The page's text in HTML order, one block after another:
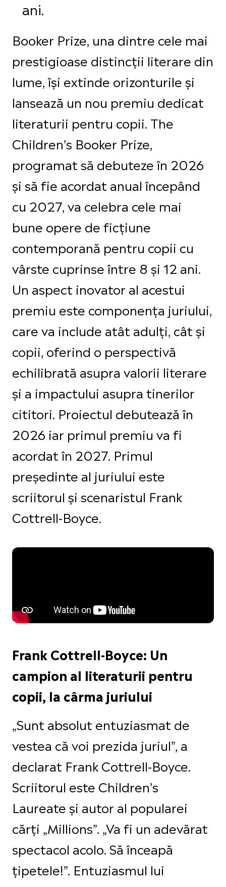
ani.
Booker Prize, una dintre cele mai
prestigioase distincții literare din
lume, își extinde orizonturile și
lansează un nou premiu dedicat
literaturii pentru copii. The
Children’s Booker Prize,
programat să debuteze în 2026
și să fie acordat anual începând
cu 2027, va celebra cele mai
bune opere de ficțiune
contemporană pentru copii cu
vârste cuprinse între 8 și 12 ani.
Un aspect inovator al acestui
premiu este componența juriului,
care va include atât adulți, cât și
copii, oferind o perspectivă
echilibrată asupra valorii literare
și a impactului asupra tinerilor
cititori. Proiectul debutează în
2026 iar primul premiu va fi
acordat în 2027. Primul
președinte al juriului este
scriitorul și scenaristul Frank
Cottrell-Boyce.
Frank Cottrell-Boyce: Un
campion al literaturii pentru
copii, la cârma juriului
„Sunt absolut entuziasmat de
vestea că voi prezida juriul”, a
declarat Frank Cottrell-Boyce.
Scriitorul este Children’s
Laureate și autor al popularei
cărți „Millions”. „Va fi un adevărat
spectacol acolo. Să înceapă
țipetele!”. Entuziasmul lui